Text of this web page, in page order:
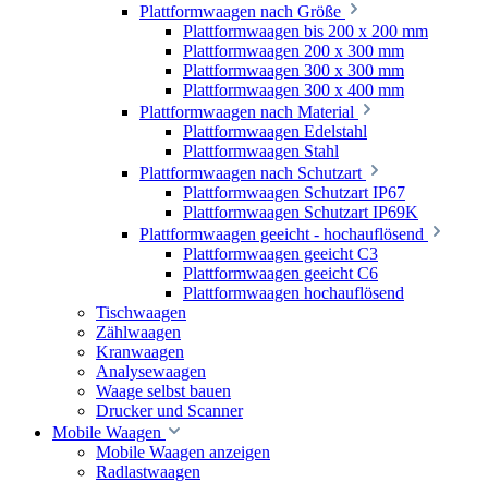
Plattformwaagen nach Größe
Plattformwaagen bis 200 x 200 mm
Plattformwaagen 200 x 300 mm
Plattformwaagen 300 x 300 mm
Plattformwaagen 300 x 400 mm
Plattformwaagen nach Material
Plattformwaagen Edelstahl
Plattformwaagen Stahl
Plattformwaagen nach Schutzart
Plattformwaagen Schutzart IP67
Plattformwaagen Schutzart IP69K
Plattformwaagen geeicht - hochauflösend
Plattformwaagen geeicht C3
Plattformwaagen geeicht C6
Plattformwaagen hochauflösend
Tischwaagen
Zählwaagen
Kranwaagen
Analysewaagen
Waage selbst bauen
Drucker und Scanner
Mobile Waagen
Mobile Waagen anzeigen
Radlastwaagen